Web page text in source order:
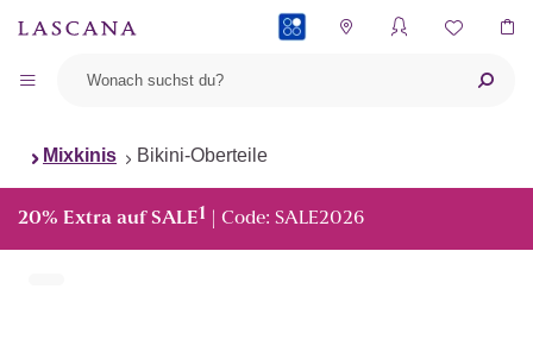
Mixkinis Bikini-Oberteile
20% Extra auf SALE1 | Code: SALE2026